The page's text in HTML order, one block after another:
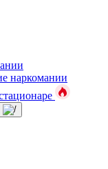
наркомании